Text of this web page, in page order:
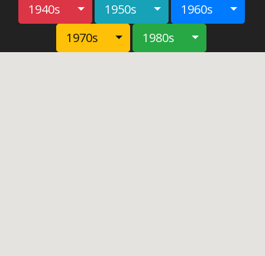
1940s Toggle Dropdown
1950s Toggle Dropdown
1960s
1970s
Toggle Dropdown
1980s Toggle